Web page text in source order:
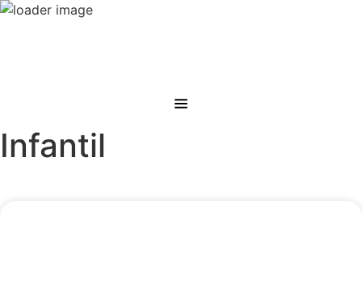
Infantil